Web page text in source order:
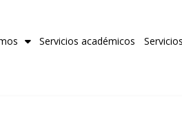
Servicios académicos